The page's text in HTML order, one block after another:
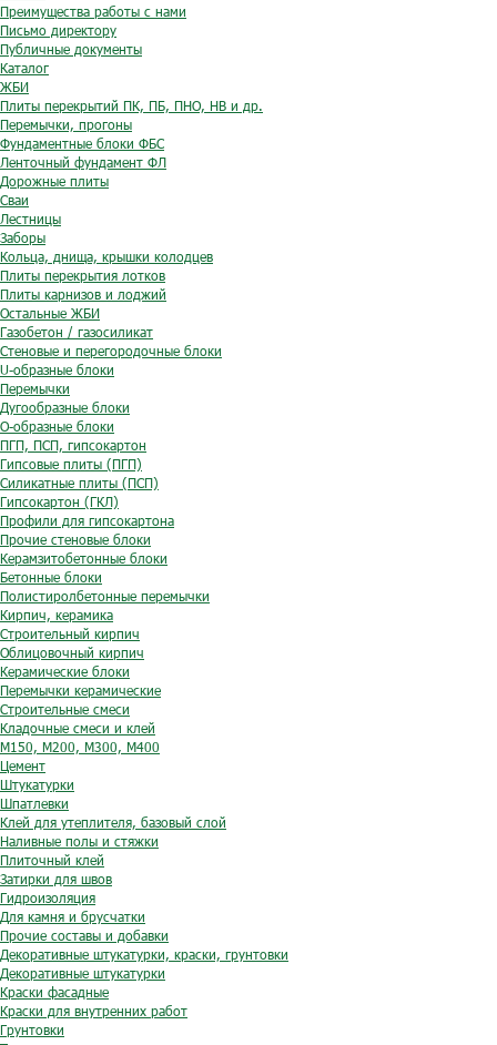
Преимущества работы с нами
Письмо директору
Публичные документы
Каталог
ЖБИ
Плиты перекрытий ПК, ПБ, ПНО, НВ и др.
Перемычки, прогоны
Фундаментные блоки ФБС
Ленточный фундамент ФЛ
Дорожные плиты
Сваи
Лестницы
Заборы
Кольца, днища, крышки колодцев
Плиты перекрытия лотков
Плиты карнизов и лоджий
Остальные ЖБИ
Газобетон / газосиликат
Стеновые и перегородочные блоки
U-образные блоки
Перемычки
Дугообразные блоки
O-образные блоки
ПГП, ПСП, гипсокартон
Гипсовые плиты (ПГП)
Силикатные плиты (ПСП)
Гипсокартон (ГКЛ)
Профили для гипсокартона
Прочие стеновые блоки
Керамзитобетонные блоки
Бетонные блоки
Полистиролбетонные перемычки
Кирпич, керамика
Строительный кирпич
Облицовочный кирпич
Керамические блоки
Перемычки керамические
Строительные смеси
Кладочные смеси и клей
М150, М200, М300, М400
Цемент
Штукатурки
Шпатлевки
Клей для утеплителя, базовый слой
Наливные полы и стяжки
Плиточный клей
Затирки для швов
Гидроизоляция
Для камня и брусчатки
Прочие составы и добавки
Декоративные штукатурки, краски, грунтовки
Декоративные штукатурки
Краски фасадные
Краски для внутренних работ
Грунтовки